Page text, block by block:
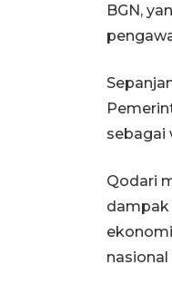
BGN,
sebagai
Qodari
dampak